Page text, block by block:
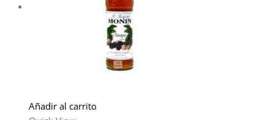
Añadir al carrito